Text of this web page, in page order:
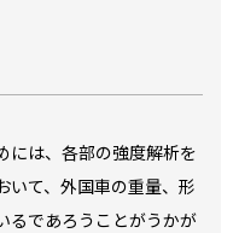
には、各部の強度解析を
いて、外国車の重量、形
るであろうことがうかが